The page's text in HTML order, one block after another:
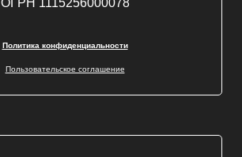
ОГРН 1115256000078
Политика конфиденциальности
Пользовательское соглашение